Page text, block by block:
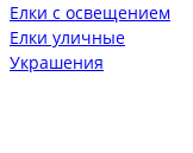
Елки с освещением
Елки уличные
Украшения